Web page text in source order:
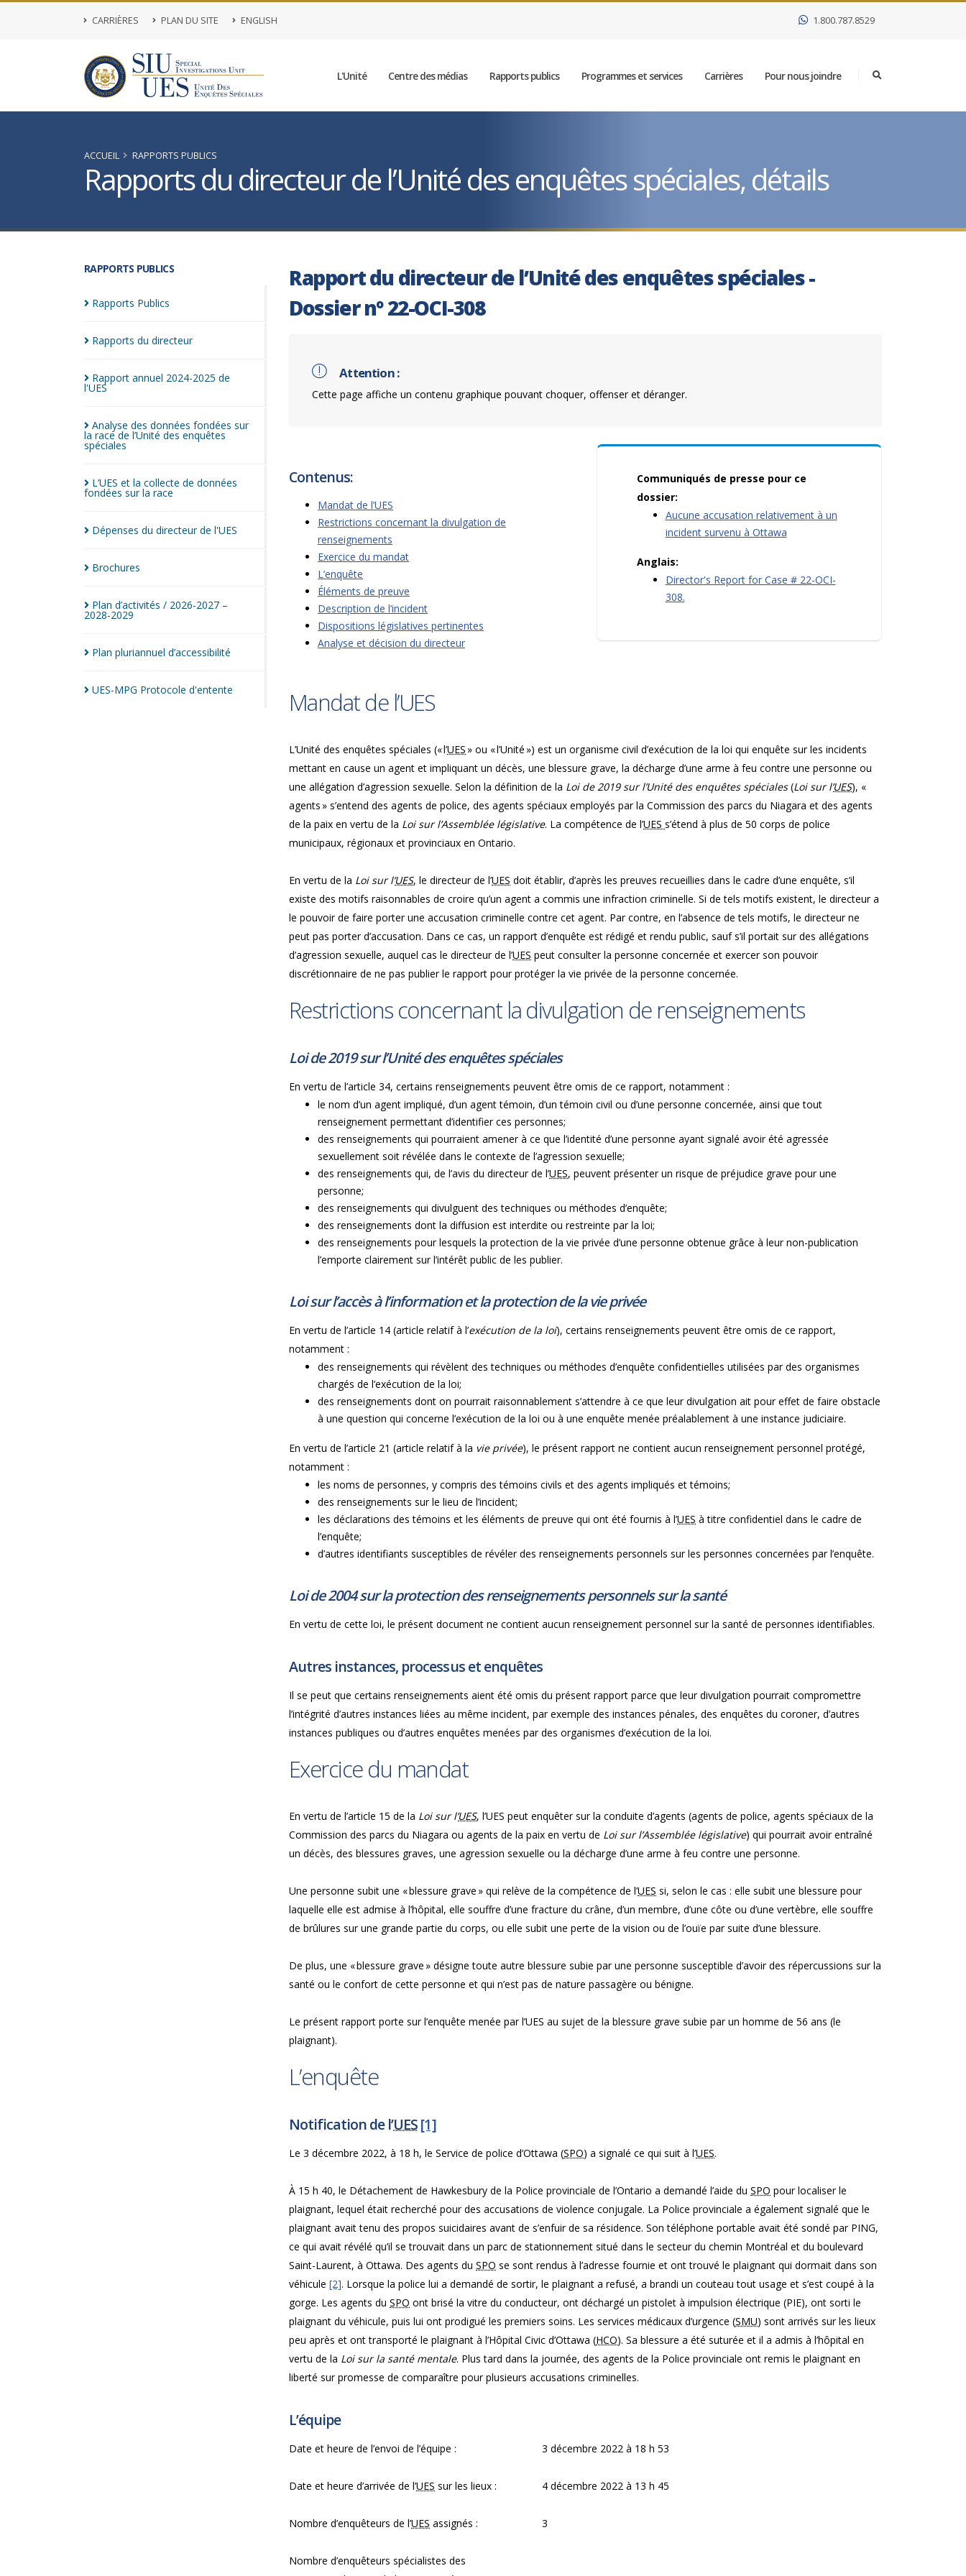
CARRIÈRES PLAN DU SITE ENGLISH 1.800.787.8529
L'Unité Centre des médias Rapports publics Programmes et services Carrières Pour nous joindre
ACCUEIL RAPPORTS PUBLICS
Rapports du directeur de l’Unité des enquêtes spéciales, détails
RAPPORTS PUBLICS
Rapports Publics
Rapports du directeur
Rapport annuel 2024-2025 de
l'UES
Analyse des données fondées sur
la race de l’Unité des enquêtes
spéciales
L’UES et la collecte de données
fondées sur la race
Dépenses du directeur de l'UES
Brochures
Plan d’activités / 2026-2027 –
2028-2029
Plan pluriannuel d’accessibilité
UES-MPG Protocole d'entente
Rapport du directeur de l’Unité des enquêtes spéciales -
Dossier nº 22-OCI-308
Attention :
Cette page affiche un contenu graphique pouvant choquer, offenser et déranger.
Contenus:
Mandat de l’UES
Restrictions concernant la divulgation de
renseignements
Exercice du mandat
L’enquête
Éléments de preuve
Description de l’incident
Dispositions législatives pertinentes
Analyse et décision du directeur
Communiqués de presse pour ce
dossier:
Aucune accusation relativement à un
incident survenu à Ottawa
Anglais:
Director's Report for Case # 22-OCI-
308.
Mandat de l’UES
L’Unité des enquêtes spéciales (« l’UES » ou « l’Unité ») est un organisme civil d’exécution de la loi qui enquête sur les incidents
mettant en cause un agent et impliquant un décès, une blessure grave, la décharge d’une arme à feu contre une personne ou
une allégation d’agression sexuelle. Selon la définition de la Loi de 2019 sur l’Unité des enquêtes spéciales(Loi sur l’UES), «
agents » s’entend des agents de police, des agents spéciaux employés par la Commission des parcs du Niagara et des agents
de la paix en vertu de la Loi sur l’Assemblée législative. La compétence de l’UES s’étend à plus de 50 corps de police
municipaux, régionaux et provinciaux en Ontario.
En vertu de la Loi sur l’UES, le directeur de l’UES doit établir, d’après les preuves recueillies dans le cadre d’une enquête, s’il
existe des motifs raisonnables de croire qu’un agent a commis une infraction criminelle. Si de tels motifs existent, le directeur a
le pouvoir de faire porter une accusation criminelle contre cet agent. Par contre, en l’absence de tels motifs, le directeur ne
peut pas porter d’accusation. Dans ce cas, un rapport d’enquête est rédigé et rendu public, sauf s’il portait sur des allégations
d’agression sexuelle, auquel cas le directeur de l’UES peut consulter la personne concernée et exercer son pouvoir
discrétionnaire de ne pas publier le rapport pour protéger la vie privée de la personne concernée.
Restrictions concernant la divulgation de renseignements
Loi de 2019 sur l’Unité des enquêtes spéciales
En vertu de l’article 34, certains renseignements peuvent être omis de ce rapport, notamment :
le nom d’un agent impliqué, d’un agent témoin, d’un témoin civil ou d’une personne concernée, ainsi que tout
renseignement permettant d’identifier ces personnes;
des renseignements qui pourraient amener à ce que l’identité d’une personne ayant signalé avoir été agressée
sexuellement soit révélée dans le contexte de l’agression sexuelle;
des renseignements qui, de l’avis du directeur de l’UES, peuvent présenter un risque de préjudice grave pour une
personne;
des renseignements qui divulguent des techniques ou méthodes d’enquête;
des renseignements dont la diffusion est interdite ou restreinte par la loi;
des renseignements pour lesquels la protection de la vie privée d’une personne obtenue grâce à leur non-publication
l’emporte clairement sur l’intérêt public de les publier.
Loi sur l’accès à l’information et la protection de la vie privée
En vertu de l’article 14 (article relatif à l’exécution de la loi), certains renseignements peuvent être omis de ce rapport,
notamment :
des renseignements qui révèlent des techniques ou méthodes d’enquête confidentielles utilisées par des organismes
chargés de l’exécution de la loi;
des renseignements dont on pourrait raisonnablement s’attendre à ce que leur divulgation ait pour effet de faire obstacle
à une question qui concerne l’exécution de la loi ou à une enquête menée préalablement à une instance judiciaire.
En vertu de l’article 21 (article relatif à la vie privée), le présent rapport ne contient aucun renseignement personnel protégé,
notamment :
les noms de personnes, y compris des témoins civils et des agents impliqués et témoins;
des renseignements sur le lieu de l’incident;
les déclarations des témoins et les éléments de preuve qui ont été fournis à l’UES à titre confidentiel dans le cadre de
l’enquête;
d’autres identifiants susceptibles de révéler des renseignements personnels sur les personnes concernées par l’enquête.
Loi de 2004 sur la protection des renseignements personnels sur la santé
En vertu de cette loi, le présent document ne contient aucun renseignement personnel sur la santé de personnes identifiables.
Autres instances, processus et enquêtes
Il se peut que certains renseignements aient été omis du présent rapport parce que leur divulgation pourrait compromettre
l’intégrité d’autres instances liées au même incident, par exemple des instances pénales, des enquêtes du coroner, d’autres
instances publiques ou d’autres enquêtes menées par des organismes d’exécution de la loi.
Exercice du mandat
En vertu de l’article 15 de la Loi sur l’UES, l’UES peut enquêter sur la conduite d’agents (agents de police, agents spéciaux de la
Commission des parcs du Niagara ou agents de la paix en vertu de Loi sur l’Assemblée législative) qui pourrait avoir entraîné
un décès, des blessures graves, une agression sexuelle ou la décharge d’une arme à feu contre une personne.
Une personne subit une « blessure grave » qui relève de la compétence de l’UES si, selon le cas : elle subit une blessure pour
laquelle elle est admise à l’hôpital, elle souffre d’une fracture du crâne, d’un membre, d’une côte ou d’une vertèbre, elle souffre
de brûlures sur une grande partie du corps, ou elle subit une perte de la vision ou de l’ouïe par suite d’une blessure.
De plus, une « blessure grave » désigne toute autre blessure subie par une personne susceptible d’avoir des répercussions sur la
santé ou le confort de cette personne et qui n’est pas de nature passagère ou bénigne.
Le présent rapport porte sur l’enquête menée par l’UES au sujet de la blessure grave subie par un homme de 56 ans (le
plaignant).
L’enquête
Notification de l’UES[1]
Le 3 décembre 2022, à 18 h, le Service de police d’Ottawa (SPO) a signalé ce qui suit à l’UES.
À 15 h 40, le Détachement de Hawkesbury de la Police provinciale de l’Ontario a demandé l’aide du SPO pour localiser le
plaignant, lequel était recherché pour des accusations de violence conjugale. La Police provinciale a également signalé que le
plaignant avait tenu des propos suicidaires avant de s’enfuir de sa résidence. Son téléphone portable avait été sondé par PING,
ce qui avait révélé qu’il se trouvait dans un parc de stationnement situé dans le secteur du chemin Montréal et du boulevard
Saint-Laurent, à Ottawa. Des agents du SPO se sont rendus à l’adresse fournie et ont trouvé le plaignant qui dormait dans son
véhicule [2]. Lorsque la police lui a demandé de sortir, le plaignant a refusé, a brandi un couteau tout usage et s’est coupé à la
gorge. Les agents du SPO ont brisé la vitre du conducteur, ont déchargé un pistolet à impulsion électrique (PIE), ont sorti le
plaignant du véhicule, puis lui ont prodigué les premiers soins. Les services médicaux d’urgence (SMU) sont arrivés sur les lieux
peu après et ont transporté le plaignant à l’Hôpital Civic d’Ottawa (HCO). Sa blessure a été suturée et il a admis à l’hôpital en
vertu de la Loi sur la santé mentale. Plus tard dans la journée, des agents de la Police provinciale ont remis le plaignant en
liberté sur promesse de comparaître pour plusieurs accusations criminelles.
L’équipe
Date et heure de l’envoi de l’équipe : 3 décembre 2022 à 18 h 53
Date et heure d’arrivée de l’UES sur les lieux : 4 décembre 2022 à 13 h 45
Nombre d’enquêteurs de l’UES assignés : 3
Nombre d’enquêteurs spécialistes des